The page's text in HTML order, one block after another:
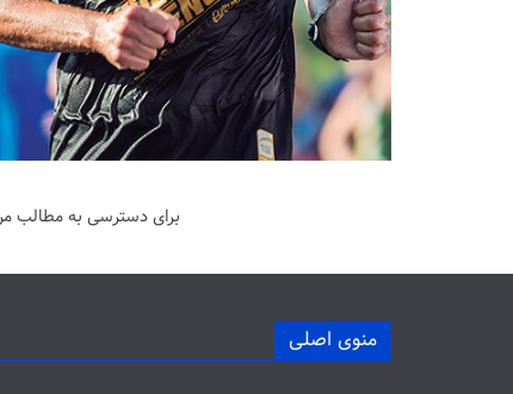
برای دسترسی به مطالب
منوی اصلی